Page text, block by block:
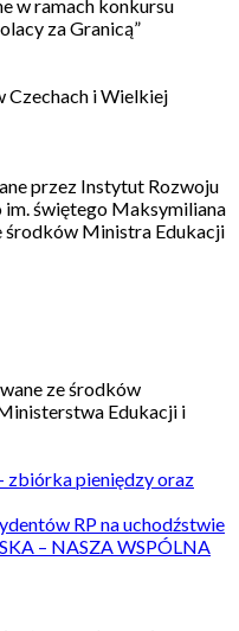
w ramach konkursu
za Granicą”
Czechach i Wielkiej
przez Instytut Rozwoju
im. świętego Maksymiliana
środków Ministra Edukacji
ze środków
Edukacji i
zbiórka pieniędzy oraz
RP na uchodźstwie
– NASZA WSPÓLNA